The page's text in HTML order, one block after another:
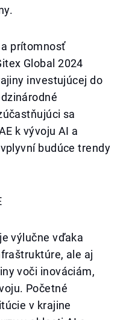
prítomnosť
Global 2024
investujúcej do
sa
k vývoju AI a
budúce trendy
výlučne vďaka
ale aj
voči inováciám,
Početné
v krajine